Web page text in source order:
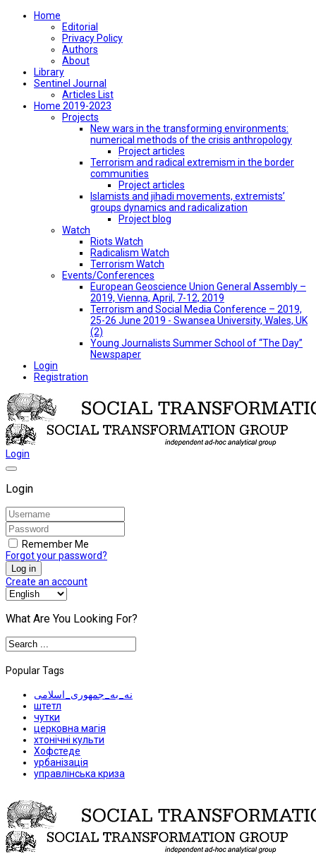
Home
Editorial
Privacy Policy
Authors
About
Library
Sentinel Journal
Articles List
Home 2019-2023
Projects
New wars in the transforming environments:
numerical methods of the crisis anthropology
Project articles
Terrorism and radical extremism in the border
communities
Project articles
Islamists and jihadi movements, extremists’
groups dynamics and radicalization
Project blog
Watch
Riots Watch
Radicalism Watch
Terrorism Watch
Events/Conferences
European Geoscience Union General Assembly –
2019, Vienna, April, 7-12, 2019
Terrorism and Social Media Conference – 2019,
25-26 June 2019 - Swansea University, Wales, UK
(2)
Young Journalists Summer School of “The Day”
Newspaper
Login
Registration
Login
Login
Remember Me
Forgot your password?
Log in
Create an account
What Are You Looking For?
Popular Tags
نه_به_جمهوری_اسلامی
штетл
чутки
церковна магія
хтонічні культи
Хофстеде
урбанізація
управлінська криза